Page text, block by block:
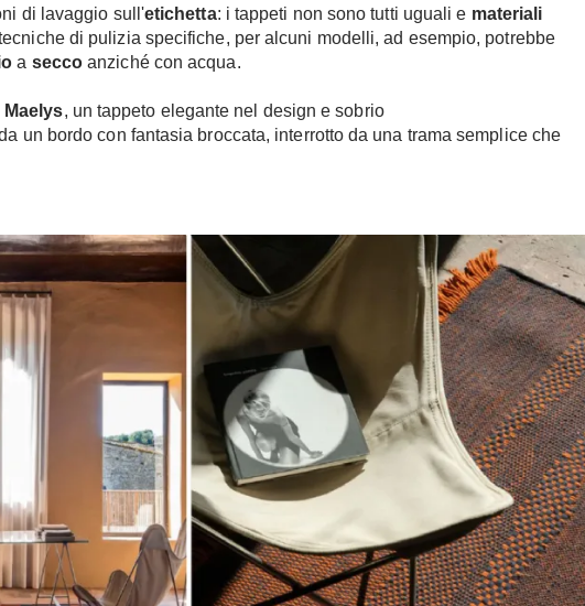
di lavaggio sull'etichetta: i tappeti non sono tutti uguali e materiali
di pulizia specifiche, per alcuni modelli, ad esempio, potrebbe
a secco anziché con acqua.
Maelys, un tappeto elegante nel design e sobrio
un bordo con fantasia broccata, interrotto da una trama semplice che